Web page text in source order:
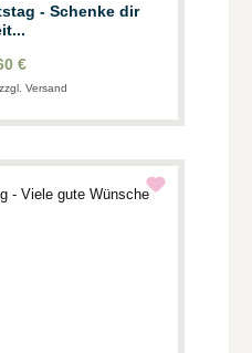
- Schenke dir
€
Versand